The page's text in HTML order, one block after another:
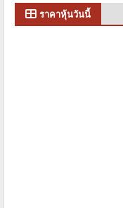
ราคาหุ้นวันนี้